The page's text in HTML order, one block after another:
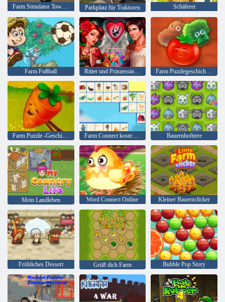
Farm Simulator Township-Spiel Parkplatz für Traktoren Schäferei
Farm Fußball Ritter und Prinzessinnen Farm Puzzlegeschichte 2
Farm Connect kostenlos Bauernhoftiere
Mein Landleben Word Connect Online Kleiner Bauernclicker
Fröhliches Dessert Grüß dich Farm Bubble Pop Story